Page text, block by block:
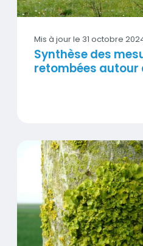
Mis à jour le 31 octobre
Synthèse des
retombées autour
Contenus
Synthèse des mesures
Visuel